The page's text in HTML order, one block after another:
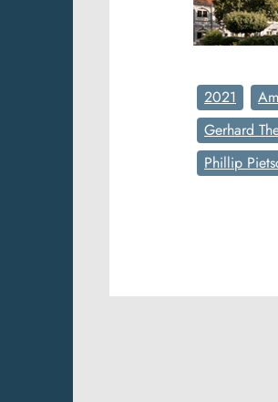
2021
Gerhard
Phillip